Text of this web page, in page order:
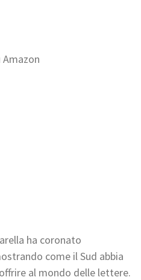
Amazon
ha coronato
come il Sud abbia
al mondo delle lettere.